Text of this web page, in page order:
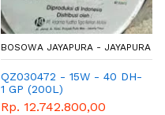
BOSOWA JAYAPURA - JAYAPURA
QZ030472 - 15W - 40 DH-
1 GP (200L)
Rp. 12.742.800,00